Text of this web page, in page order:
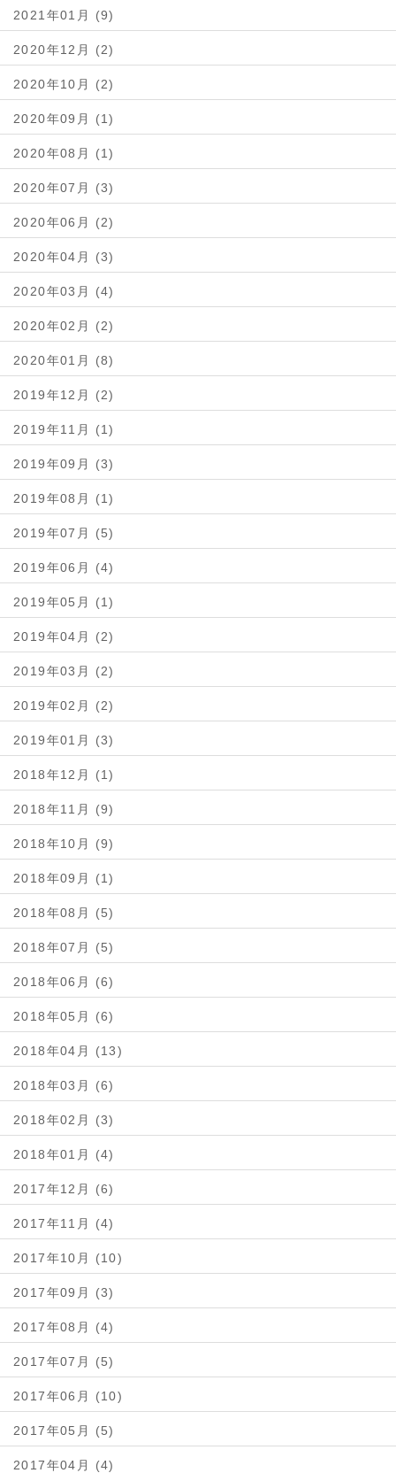
2021年01月 (9)
2020年12月 (2)
2020年10月 (2)
2020年09月 (1)
2020年08月 (1)
2020年07月 (3)
2020年06月 (2)
2020年04月 (3)
2020年03月 (4)
2020年02月 (2)
2020年01月 (8)
2019年12月 (2)
2019年11月 (1)
2019年09月 (3)
2019年08月 (1)
2019年07月 (5)
2019年06月 (4)
2019年05月 (1)
2019年04月 (2)
2019年03月 (2)
2019年02月 (2)
2019年01月 (3)
2018年12月 (1)
2018年11月 (9)
2018年10月 (9)
2018年09月 (1)
2018年08月 (5)
2018年07月 (5)
2018年06月 (6)
2018年05月 (6)
2018年04月 (13)
2018年03月 (6)
2018年02月 (3)
2018年01月 (4)
2017年12月 (6)
2017年11月 (4)
2017年10月 (10)
2017年09月 (3)
2017年08月 (4)
2017年07月 (5)
2017年06月 (10)
2017年05月 (5)
2017年04月 (4)